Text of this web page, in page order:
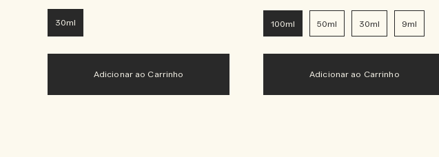
30ml
Adicionar ao Carrinho
100ml 50ml 30ml 9ml
Adicionar ao Carrinho